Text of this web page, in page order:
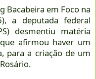
Bacabeira em Foco na
a deputada federal
desmentiu matéria
afirmou haver um
para a criação de um